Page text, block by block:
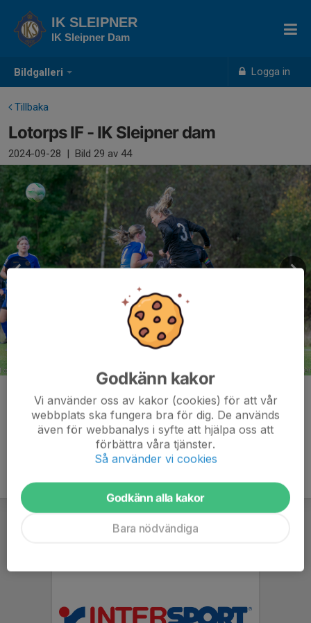
Bildgalleri Logga in
IK SLEIPNER
IK Sleipner Dam
Tillbaka
Lotorps IF - IK Sleipner dam
2024-09-28 | Bild 29 av 44
Kommentarer
Godkänn kakor
Vi använder oss av kakor (cookies) för att vår
webbplats ska fungera bra för dig. De används
även för webbanalys i syfte att hjälpa oss att
förbättra våra tjänster.
Så använder vi cookies
Godkänn alla kakor
Bara nödvändiga